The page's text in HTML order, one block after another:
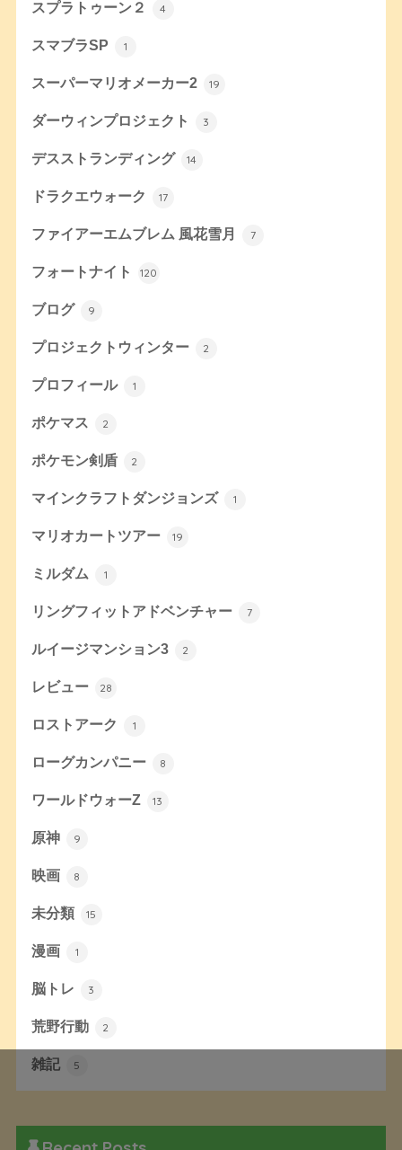
スプラトゥーン２ 4
スマブラSP 1
スーパーマリオメーカー2 19
ダーウィンプロジェクト 3
デスストランディング 14
ドラクエウォーク 17
ファイアーエムブレム 風花雪月 7
フォートナイト 120
ブログ 9
プロジェクトウィンター 2
プロフィール 1
ポケマス 2
ポケモン剣盾 2
マインクラフトダンジョンズ 1
マリオカートツアー 19
ミルダム 1
リングフィットアドベンチャー 7
ルイージマンション3 2
レビュー 28
ロストアーク 1
ローグカンパニー 8
ワールドウォーZ 13
原神 9
映画 8
未分類 15
漫画 1
脳トレ 3
荒野行動 2
雑記 5